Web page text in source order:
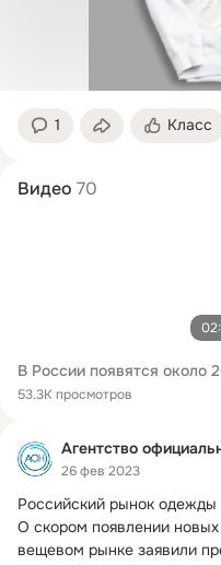
1 Класс
Видео 70
53.3K просмотров
Агентство
26 фев 2023
Российский рынок
О скором появлении
вещевом рынке заявили